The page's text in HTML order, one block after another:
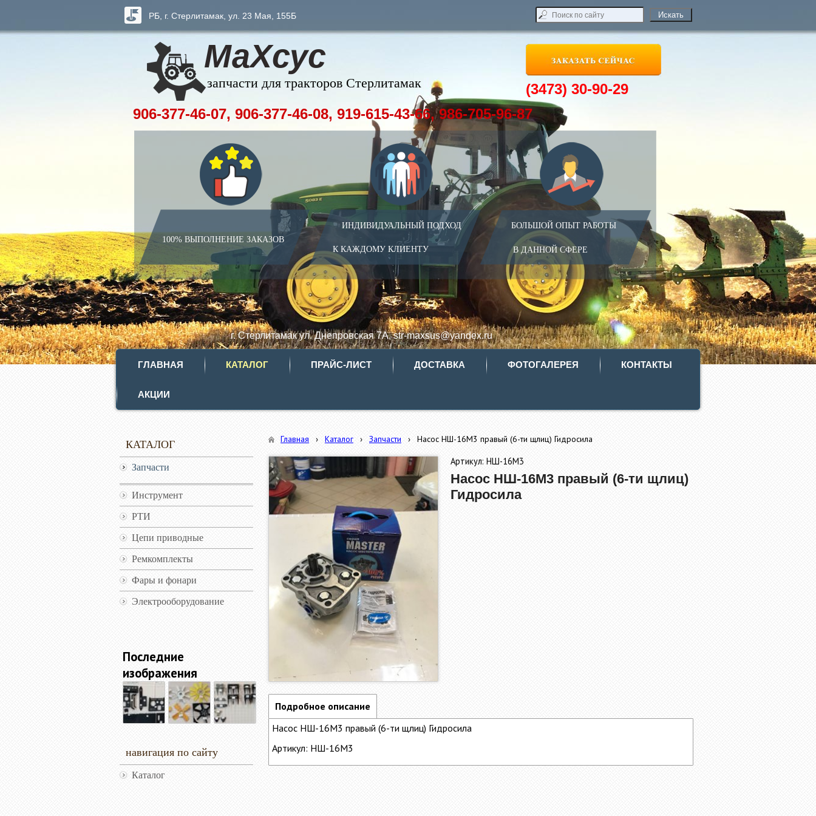
МаХсус
запчасти для тракторов Стерлитамак
100% ВЫПОЛНЕНИЕ ЗАКАЗОВ
ИНДИВИДУАЛЬНЫЙ ПОДХОД
К КАЖДОМУ КЛИЕНТУ
БОЛЬШОЙ ОПЫТ РАБОТЫ
В ДАННОЙ СФЕРЕ
РБ, г. Стерлитамак, ул. 23 Мая, 155Б
г. Стерлитамак ул. Днепровская 7А, str-maxsus@yandex.ru
906-377-46-07, 906-377-46-08, 919-615-43-66, 986-705-96-87
(3473) 30-90-29
ГЛАВНАЯ КАТАЛОГ ПРАЙС-ЛИСТ ДОСТАВКА ФОТОГАЛЕРЕЯ КОНТАКТЫ
АКЦИИ
КАТАЛОГ
Запчасти
Инструмент
РТИ
Цепи приводные
Ремкомплекты
Фары и фонари
Электрооборудование
Последние
изображения
навигация по сайту
Каталог
Главная › Каталог › Запчасти › Насос НШ-16М3 правый (6-ти щлиц) Гидросила
Артикул: НШ-16М3
Насос НШ-16М3 правый (6-ти щлиц)
Гидросила
Подробное описание
Насос НШ-16М3 правый (6-ти щлиц) Гидросила
Артикул: НШ-16М3